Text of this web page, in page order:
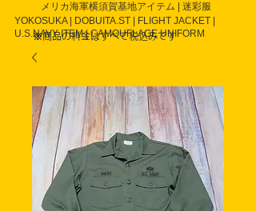
メリカ海軍横須賀基地アイテム | 迷彩服
YOKOSUKA | DOBUITA.ST | FLIGHT JACKET |
U.S.NAVY ITEM | CAMOUFLAGE UNIFORM
※商品の料金はすべて税込みです